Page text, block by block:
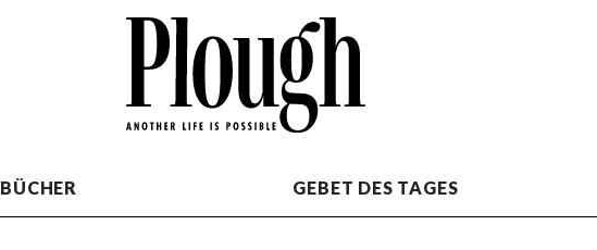
BÜCHER GEBET DES TAGES